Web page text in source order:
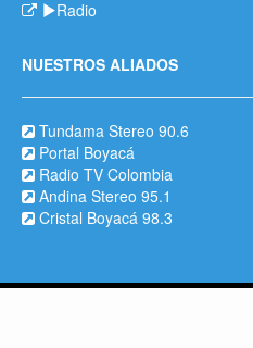
Radio
NUESTROS ALIADOS
Tundama Stereo 90.6
Portal Boyacá
Radio TV Colombia
Andina Stereo 95.1
Cristal Boyacá 98.3